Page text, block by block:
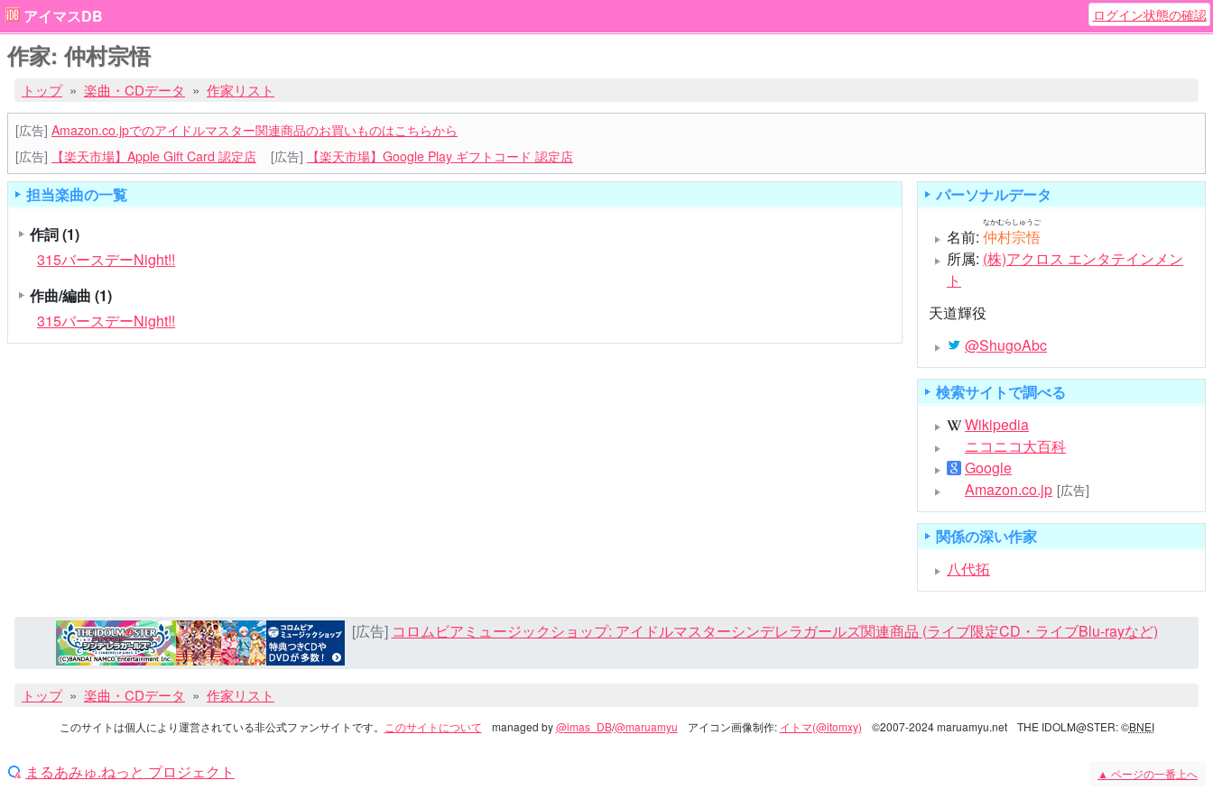
アイマスDB ログイン状態の確認
作家: 仲村宗悟
トップ 楽曲・CDデータ 作家リスト
[広告] Amazon.co.jpでのアイドルマスター関連商品のお買いものはこちらから
[広告]
【楽天市場】Apple Gift Card 認定店 [広告] 【楽天市場】Google Play ギフトコード 認定店
担当楽曲の一覧
作詞(1)
315バースデーNight!!
作曲/編曲 (1)
315バースデーNight!!
パーソナルデータ
名前: 仲村宗悟
なかむらしゅうご
所属: (株)アクロス エンタテインメン
ト
天道輝役
@ShugoAbc
検索サイトで調べる
Wikipedia
ニコニコ大百科
Google
Amazon.co.jp [広告]
関係の深い作家
八代拓
[広告] コロムビアミュージックショップ: アイドルマスターシンデレラガールズ関連商品 (ライブ限定CD・ライブBlu-rayなど)
トップ 楽曲・CDデータ 作家リスト
このサイトは個人により運営されている非公式ファンサイトです。 このサイトについて managed by@imas_DB/@maruamyu アイコン画像制作: イトマ(@itomxy) ©2007-2024 maruamyu.net THE IDOLM@STER: ©BNEI
まるあみゅ.ねっと プロジェクト ▲ ページの一番上へ